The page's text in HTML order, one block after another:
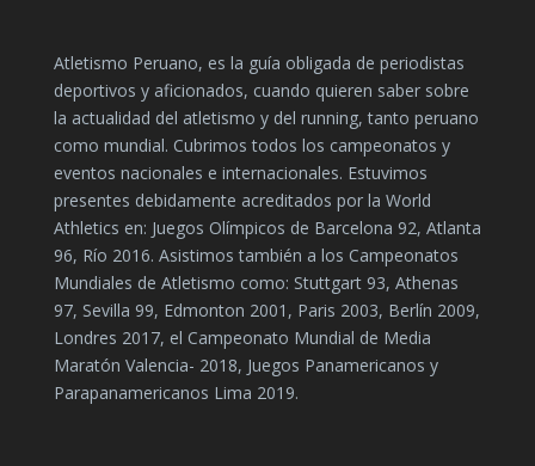
Atletismo Peruano, es la guía obligada de periodistas
deportivos y aficionados, cuando quieren saber sobre
la actualidad del atletismo y del running, tanto peruano
como mundial. Cubrimos todos los campeonatos y
eventos nacionales e internacionales. Estuvimos
presentes debidamente acreditados por la World
Athletics en: Juegos Olímpicos de Barcelona 92, Atlanta
96, Río 2016. Asistimos también a los Campeonatos
Mundiales de Atletismo como: Stuttgart 93, Athenas
97, Sevilla 99, Edmonton 2001, Paris 2003, Berlín 2009,
Londres 2017, el Campeonato Mundial de Media
Maratón Valencia- 2018, Juegos Panamericanos y
Parapanamericanos Lima 2019.